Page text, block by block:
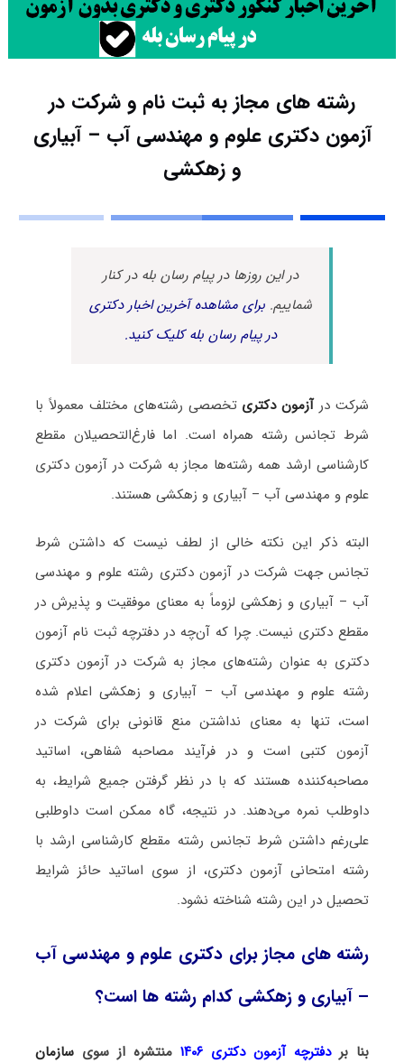
رشته های مجاز به ثبت نام و شرکت در
آزمون دکتری علوم و مهندسی آب – آبیاری
و زهکشی
در این روزها در پیام رسان بله در کنار
شماییم.برای مشاهده آخرین اخبار دکتری
در پیام رسان بله کلیک کنید.
شرکت درآزمون دکتری تخصصی رشته‌های مختلف معمولاً با
شرط تجانس رشته همراه است. اما فارغ‌التحصیلان مقطع
کارشناسی ارشد همه رشته‌ها مجاز به شرکت در آزمون دکتری
علوم و مهندسی آب – آبیاری و زهکشی هستند.
البته ذکر این نکته خالی از لطف نیست که داشتن شرط
تجانس جهت شرکت در آزمون دکتری رشته علوم و مهندسی
آب – آبیاری و زهکشی لزوماً به معنای موفقیت و پذیرش در
مقطع دکتری نیست. چرا که آن‌چه در دفترچه ثبت نام آزمون
دکتری به عنوان رشته‌های مجاز به شرکت در آزمون دکتری
رشته علوم و مهندسی آب – آبیاری و زهکشی اعلام شده
است، تنها به معنای نداشتن منع قانونی برای شرکت در
آزمون کتبی است و در فرآیند مصاحبه شفاهی، اساتید
مصاحبه‌کننده هستند که با در نظر گرفتن جمیع شرایط، به
داوطلب نمره می‌دهند. در نتیجه، گاه ممکن است داوطلبی
علی‌رغم داشتن شرط تجانس رشته مقطع کارشناسی ارشد با
رشته امتحانی آزمون دکتری، از سوی اساتید حائز شرایط
تحصیل در این رشته شناخته نشود.
رشته های مجاز برای دکتری علوم و مهندسی آب
– آبیاری و زهکشی کدام رشته ها است؟
بنا بردفترچه آزمون دکتری ۱۴۰۶ منتشره از سویسازمان